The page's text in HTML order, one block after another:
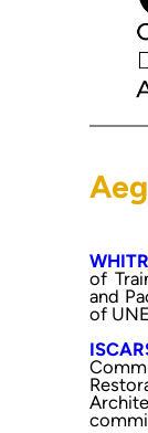
of
and
of